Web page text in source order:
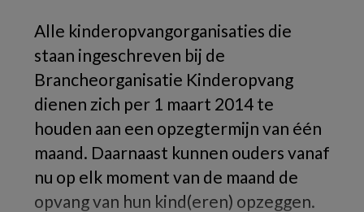
Alle kinderopvangorganisaties die
staan ingeschreven bij de
Brancheorganisatie Kinderopvang
dienen zich per 1 maart 2014 te
houden aan een opzegtermijn van één
maand. Daarnaast kunnen ouders vanaf
nu op elk moment van de maand de
opvang van hun kind(eren) opzeggen.